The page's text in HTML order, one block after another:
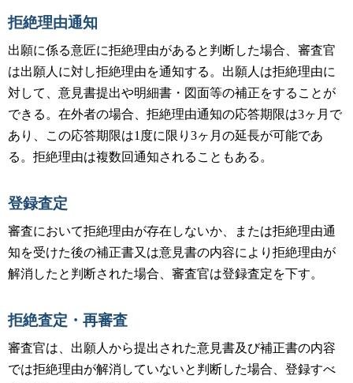
拒絶理由通知
出願に係る意匠に拒絶理由があると判断した場合、審査官
は出願人に対し拒絶理由を通知する。出願人は拒絶理由に
対して、意見書提出や明細書・図面等の補正をすることが
できる。在外者の場合、拒絶理由通知の応答期限は3ヶ月で
あり、この応答期限は1度に限り3ヶ月の延長が可能であ
る。拒絶理由は複数回通知されることもある。
登録査定
審査において拒絶理由が存在しないか、または拒絶理由通
知を受けた後の補正書又は意見書の内容により拒絶理由が
解消したと判断された場合、審査官は登録査定を下す。
拒絶査定・再審査
審査官は、出願人から提出された意見書及び補正書の内容
では拒絶理由が解消していないと判断した場合、登録すべ